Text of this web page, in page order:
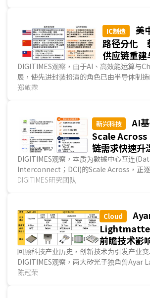
离铜互连、交换器主干光互连的分工。随
AI Fabric将走向多架构与定制化，进一步
讯与臺系业者在实体互连供应链的切入机
IC制造
美
路径分化
供应链重建
大方向转型
DIGITIMES观察，由于AI、高效能运算与
展，使先进封装扮演的角色已由半导体制
为决定芯片效能、成本、良率与供应链韧
不同的产业背景，逐渐形成不同发展路径，
体竞争。臺湾透过多元扩厂路径加速提升产
桑那州建构新中心；中国则可能透过韬定
争格局。...
郑敬霖
新兴科技
AI
Scale
链需求快速升
DIGITIMES观察，本质为數據中心互连
Interconnect；DCI)的Scale Across，正
基础建设核心。由於单一數據中心面临电
串接，使分散的运算资源能协同完成AI模型
AI互连传输容量提升至800G及1.6T，传统
测(IMDD)技术已难以满足高容量、长距离
相干光(Coherent)成为Scale Across主流技
DIGITIMES研究团队
Cloud
前瞻技术
发展仍仰赖
回顾科技产业历史，创新技术为引发产业变
DIGITIMES观察，两大矽光子独角兽Ayar
Lightmatter采用小芯片(Chiplet)、3D封
陈冠荣